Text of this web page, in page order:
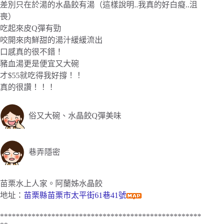
差別只在於湯的水晶餃有湯（這樣說明..我真的好白癡..沮
喪）
吃起來皮Q彈有勁
咬開來肉鮮甜的湯汁緩緩流出
口感真的很不錯！
豬血湯更是便宜又大碗
才$55就吃得我好撐！！
真的很讚！！！
俗又大碗、水晶餃Q彈美味
巷弄隱密
苗栗水上人家。阿蘭姊水晶餃
地址： 苗栗縣苗栗市太平街61巷41號
***************************************************